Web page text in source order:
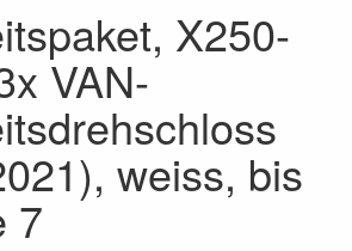
X250-
VAN-
weiss, bis
7